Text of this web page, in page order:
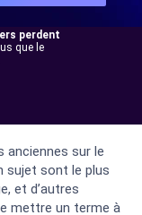
perdent
que le
anciennes sur le
sujet sont le plus
et d’autres
mettre un terme à